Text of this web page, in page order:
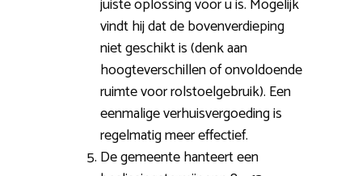
juiste oplossing voor u is. Mogelijk
vindt hij dat de bovenverdieping
niet geschikt is (denk aan
hoogteverschillen of onvoldoende
ruimte voor rolstoelgebruik). Een
eenmalige verhuisvergoeding is
regelmatig meer effectief.
De gemeente hanteert een